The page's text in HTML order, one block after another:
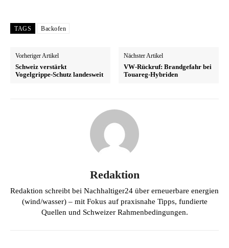
TAGS Backofen
Vorheriger Artikel
Schweiz verstärkt
Vogelgrippe-Schutz landesweit
Nächster Artikel
VW-Rückruf: Brandgefahr bei
Touareg-Hybriden
Redaktion
Redaktion schreibt bei Nachhaltiger24 über erneuerbare energien
(wind/wasser) – mit Fokus auf praxisnahe Tipps, fundierte
Quellen und Schweizer Rahmenbedingungen.